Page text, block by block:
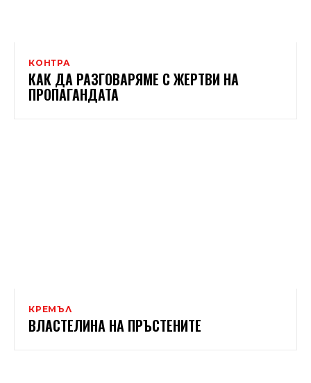
КОНТРА
КАК ДА РАЗГОВАРЯМЕ С ЖЕРТВИ НА
ПРОПАГАНДАТА
КРЕМЪЛ
ВЛАСТЕЛИНА НА ПРЪСТЕНИТЕ